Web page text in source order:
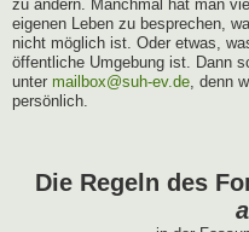
zu ändern. Manchmal hat man
eigenen Leben zu besprechen,
nicht möglich ist. Oder etwas,
öffentliche Umgebung ist. Dann
unter mailbox@suh-ev.de, denn
persönlich.
Die Regeln des